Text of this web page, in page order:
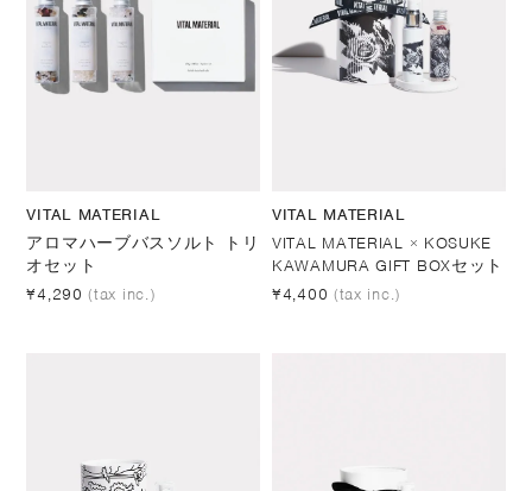
VITAL MATERIAL
アロマハーブバスソルト トリ
オセット
¥4,290 (tax inc.)
VITAL MATERIAL
VITAL MATERIAL × KOSUKE
KAWAMURA GIFT BOXセット
¥4,400 (tax inc.)